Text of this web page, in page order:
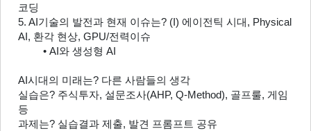
코딩
5. AI기술의 발전과 현재 이슈는? (I) 에이전틱 시대, Physical
AI, 환각 현상, GPU/전력이슈
AI와 생성형 AI
AI시대의 미래는? 다른 사람들의 생각
실습은? 주식투자, 설문조사(AHP, Q-Method), 골프룰, 게임
등
과제는? 실습결과 제출, 발견 프롬프트 공유